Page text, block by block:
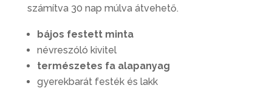
számítva 30 nap múlva átvehető.
bájos festett minta
névreszóló kivitel
természetes fa alapanyag
gyerekbarát festék és lakk